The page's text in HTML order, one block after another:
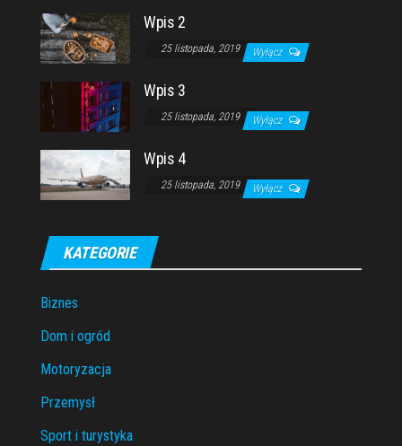
Wpis 2
25 listopada, 2019 Wyłącz
Wpis 3
25 listopada, 2019 Wyłącz
Wpis 4
25 listopada, 2019 Wyłącz
KATEGORIE
Biznes
Dom i ogród
Motoryzacja
Przemysł
Sport i turystyka